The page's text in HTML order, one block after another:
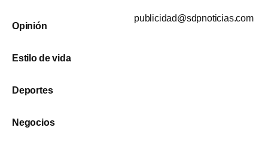
Opinión
Estilo de vida
Deportes
Negocios
publicidad@sdpnoticias.com